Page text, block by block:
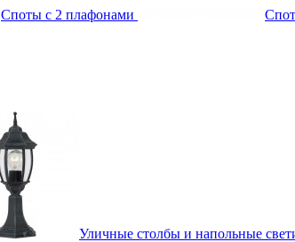
Споты с 2 плафонами
Уличные столбы и напольные